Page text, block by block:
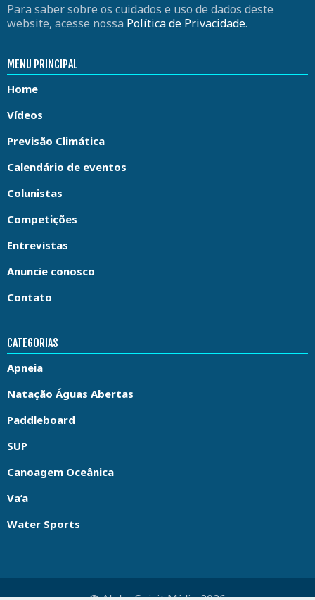
Para saber sobre os cuidados e uso de dados deste
website, acesse nossa Política de Privacidade.
MENU PRINCIPAL
Home
Vídeos
Previsão Climática
Calendário de eventos
Colunistas
Competições
Entrevistas
Anuncie conosco
Contato
CATEGORIAS
Apneia
Natação Águas Abertas
Paddleboard
SUP
Canoagem Oceânica
Va’a
Water Sports